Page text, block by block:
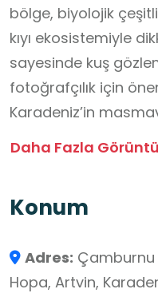
bölge, biyolojik
kıyı ekosistemiyle
sayesinde kuş
fotoğrafçılık için
Karadeniz’in
orman örtüsü,
açıdan da büyük
biyolojik çeşitlilik,
bilinci konularının
Daha Fazla
Konum
Adres: Çamburnu
Hopa, Artvin,